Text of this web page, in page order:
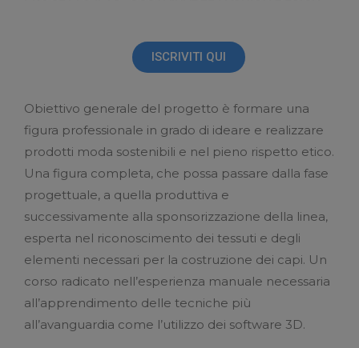
ISCRIVITI QUI
Obiettivo generale del progetto è formare una
figura professionale in grado di ideare e realizzare
prodotti moda sostenibili e nel pieno rispetto etico.
Una figura completa, che possa passare dalla fase
progettuale, a quella produttiva e
successivamente alla sponsorizzazione della linea,
esperta nel riconoscimento dei tessuti e degli
elementi necessari per la costruzione dei capi. Un
corso radicato nell’esperienza manuale necessaria
all’apprendimento delle tecniche più
all’avanguardia come l’utilizzo dei software 3D.